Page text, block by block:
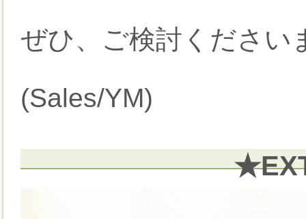
ぜひ、ご検討ください
(Sales/YM)